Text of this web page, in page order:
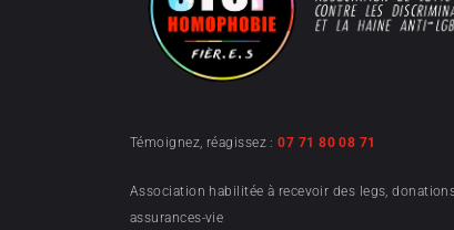
Témoignez, réagissez :07 71 80 08 71
Association habilitée à recevoir des legs,
assurances-vie